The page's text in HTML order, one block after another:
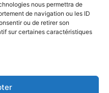
nous permettra de
de navigation ou les ID
ou de retirer son
sur certaines caractéristiques